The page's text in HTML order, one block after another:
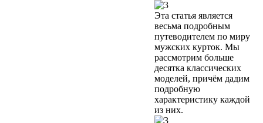
Эта статья является
весьма подробным
путеводителем по миру
мужских курток. Мы
рассмотрим больше
десятка классических
моделей, причём дадим
подробную
характеристику каждой
из них.